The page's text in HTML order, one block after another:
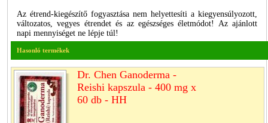
Az étrend-kiegészítő fogyasztása nem helyettesíti a kiegyensúlyozott,
változatos, vegyes étrendet és az egészséges életmódot! Az ajánlott
napi mennyiséget ne lépje túl!
Hasonló termékek
Dr. Chen Ganoderma -
Reishi kapszula - 400 mg x
60 db - HH